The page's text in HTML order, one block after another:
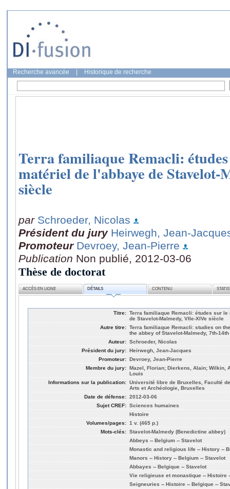
Recherche avancée Historique de recherche
Terra familiaque Remacli:
matériel de l'abbaye de
siècle
par Schroeder, Nicolas
Président du jury Heirwegh, Jean-
Promoteur Devroey, Jean-Pierre
Publication Non publié, 2012-03-06
Thèse de doctorat
ACCÈS EN LIGNE DÉTAILS CONTENU
Titre: Terra familiaque Remacli: études sur
de Stavelot-Malmedy, VIIe-XIVe siècle
Autre titre: Terra familiaque Remacli: studies on
the abbey of Stavelot-Malmedy, 7th-
Auteur: Schroeder, Nicolas
Président du jury: Heirwegh, Jean-Jacques
Promoteur: Devroey, Jean-Pierre
Membre du jury: Mazel, Florian; Dierkens, Alain; Wilkin,
Louis
Informations sur la publication: Université libre de Bruxelles, Faculté
Arts et Archéologie, Bruxelles
Date de défense: 2012-03-06
Sujet CREF: Sciences humaines
Histoire
Volumes/pages: 1 v. (465 p.)
Mots-clés: Stavelot-Malmedy (Benedictine abbey)
Abbeys -- Belgium -- Stavelot
Monastic and religious life -- History --
Manors -- History -- Belgium -- Stavelot
Abbayes -- Belgique -- Stavelot
Vie religieuse et monastique -- Histoire
Seigneuries -- Histoire -- Belgique --